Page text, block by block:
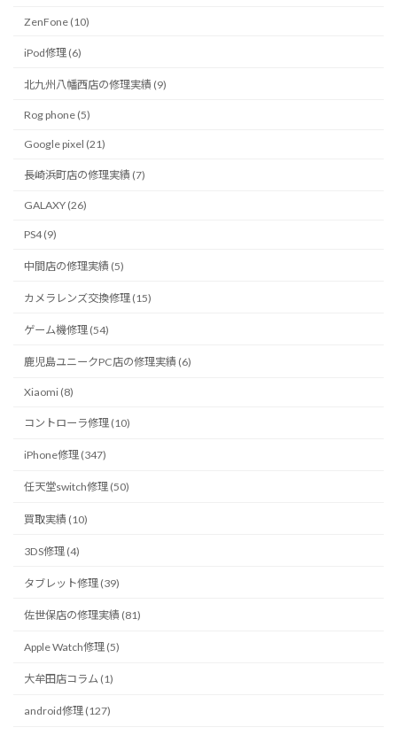
ZenFone (10)
iPod修理 (6)
北九州八幡西店の修理実績 (9)
Rog phone (5)
Google pixel (21)
長崎浜町店の修理実績 (7)
GALAXY (26)
PS4 (9)
中間店の修理実績 (5)
カメラレンズ交換修理 (15)
ゲーム機修理 (54)
鹿児島ユニークPC店の修理実績 (6)
Xiaomi (8)
コントローラ修理 (10)
iPhone修理 (347)
任天堂switch修理 (50)
買取実績 (10)
3DS修理 (4)
タブレット修理 (39)
佐世保店の修理実績 (81)
Apple Watch修理 (5)
大牟田店コラム (1)
android修理 (127)